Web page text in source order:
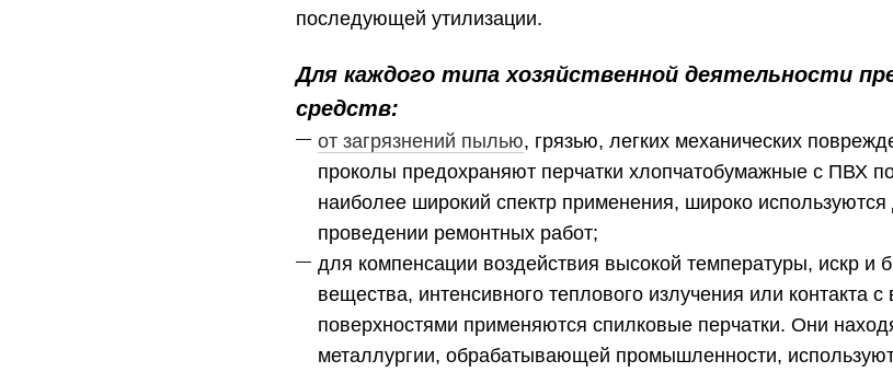
последующей утилизации.
Для каждого типа хозяйственной деятельности
средств:
от загрязнений пылью, грязью, легких механических
проколы предохраняют перчатки хлопчатобумажные с ПВХ
наиболее широкий спектр применения, широко
проведении ремонтных работ;
для компенсации воздействия высокой температуры, искр и
вещества, интенсивного теплового излучения или контакта
поверхностями применяются спилковые перчатки. Они
металлургии, обрабатывающей промышленности,